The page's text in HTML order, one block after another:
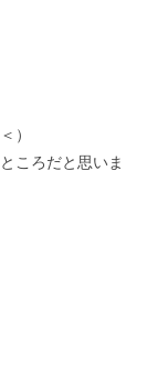
）
ころだと思いま